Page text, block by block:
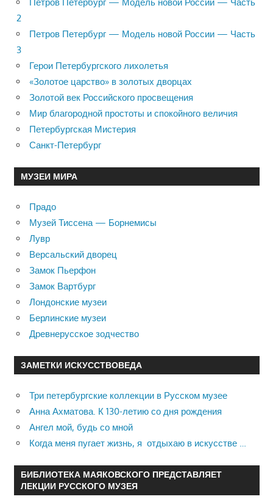
2
Петров Петербург — Модель новой России — Часть
3
Герои Петербургского лихолетья
«Золотое царство» в золотых дворцах
Золотой век Российского просвещения
Мир благородной простоты и спокойного величия
Петербургская Мистерия
Санкт-Петербург
МУЗЕИ МИРА
Прадо
Музей Тиссена — Борнемисы
Лувр
Версальский дворец
Замок Пьерфон
Замок Вартбург
Лондонские музеи
Берлинские музеи
Древнерусское зодчество
ЗАМЕТКИ ИСКУССТВОВЕДА
Три петербургские коллекции в Русском музее
Анна Ахматова. К 130-летию со дня рождения
Ангел мой, будь со мной
Когда меня пугает жизнь, я отдыхаю в искусстве …
БИБЛИОТЕКА МАЯКОВСКОГО ПРЕДСТАВЛЯЕТ
ЛЕКЦИИ РУССКОГО МУЗЕЯ